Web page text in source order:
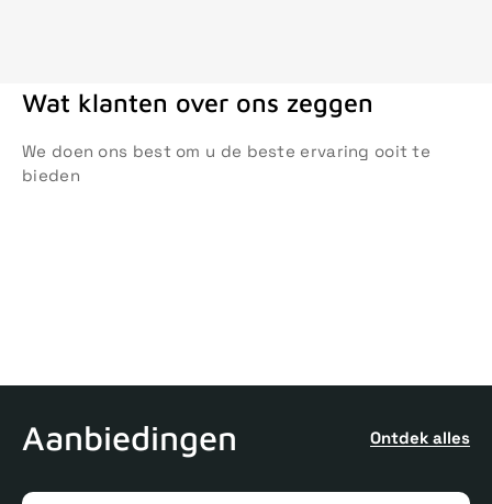
Wat klanten over ons zeggen
We doen ons best om u de beste ervaring ooit te
bieden
Aanbiedingen Ontdek alles